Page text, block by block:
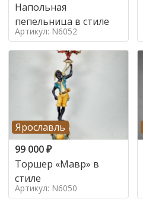
Напольная
пепельница в стиле
Артикул: N6052
Ярославль
99 000₽
Торшер «Мавр» в
стиле
Артикул: N6050